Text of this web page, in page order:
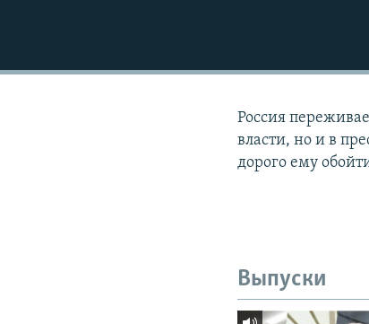
Россия
власти, но и в
дорого ему
Выпуски